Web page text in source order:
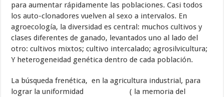
para aumentar rápidamente las poblaciones. Casi todos
los auto-clonadores vuelven al sexo a intervalos. En
agroecología, la diversidad es central: muchos cultivos y
clases diferentes de ganado, levantados uno al lado del
otro: cultivos mixtos; cultivo intercalado; agrosilvicultura;
Y heterogeneidad genética dentro de cada población.
La búsqueda frenética, en la agricultura industrial, para
lograr la uniformidad ( la memoria del